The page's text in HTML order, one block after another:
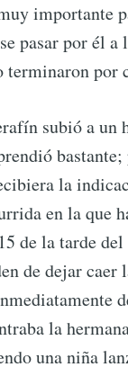
importante
pasar por él a
terminaron por
subió a
la
en la que
de la tarde
de dejar caer
la
una niña